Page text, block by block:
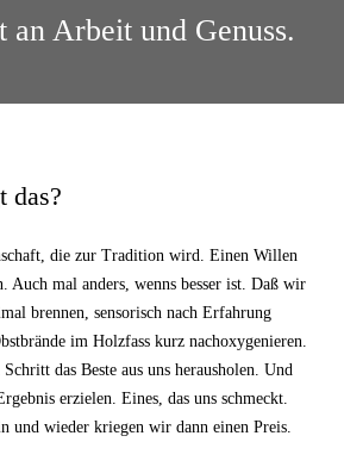
an Arbeit und Genuss.
das?
die zur Tradition wird. Einen Willen
Auch mal anders, wenns besser ist. Daß wir
brennen, sensorisch nach Erfahrung
im Holzfass kurz nachoxygenieren.
das Beste aus uns herausholen. Und
erzielen. Eines, das uns schmeckt.
und wieder kriegen wir dann einen Preis.